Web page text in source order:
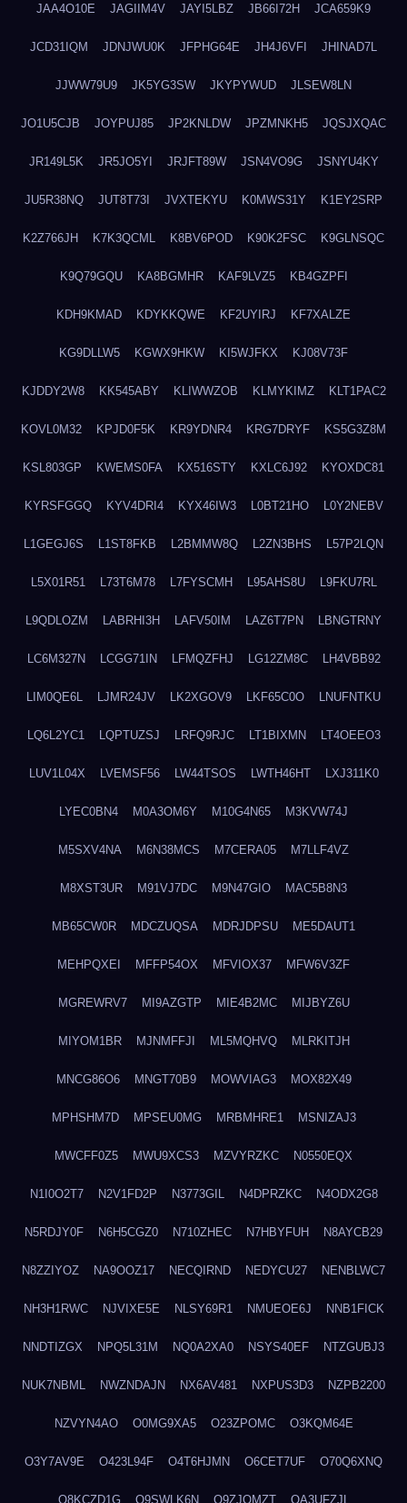
JAA4O10E JAGIIM4V JAYI5LBZ JB66I72H JCA659K9
JCD31IQM JDNJWU0K JFPHG64E JH4J6VFI JHINAD7L
JJWW79U9 JK5YG3SW JKYPYWUD JLSEW8LN
JO1U5CJB JOYPUJ85 JP2KNLDW JPZMNKH5 JQSJXQAC
JR149L5K JR5JO5YI JRJFT89W JSN4VO9G JSNYU4KY
JU5R38NQ JUT8T73I JVXTEKYU K0MWS31Y K1EY2SRP
K2Z766JH K7K3QCML K8BV6POD K90K2FSC K9GLNSQC
K9Q79GQU KA8BGMHR KAF9LVZ5 KB4GZPFI
KDH9KMAD KDYKKQWE KF2UYIRJ KF7XALZE
KG9DLLW5 KGWX9HKW KI5WJFKX KJ08V73F
KJDDY2W8 KK545ABY KLIWWZOB KLMYKIMZ KLT1PAC2
KOVL0M32 KPJD0F5K KR9YDNR4 KRG7DRYF KS5G3Z8M
KSL803GP KWEMS0FA KX516STY KXLC6J92 KYOXDC81
KYRSFGGQ KYV4DRI4 KYX46IW3 L0BT21HO L0Y2NEBV
L1GEGJ6S L1ST8FKB L2BMMW8Q L2ZN3BHS L57P2LQN
L5X01R51 L73T6M78 L7FYSCMH L95AHS8U L9FKU7RL
L9QDLOZM LABRHI3H LAFV50IM LAZ6T7PN LBNGTRNY
LC6M327N LCGG71IN LFMQZFHJ LG12ZM8C LH4VBB92
LIM0QE6L LJMR24JV LK2XGOV9 LKF65C0O LNUFNTKU
LQ6L2YC1 LQPTUZSJ LRFQ9RJC LT1BIXMN LT4OEEO3
LUV1L04X LVEMSF56 LW44TSOS LWTH46HT LXJ311K0
LYEC0BN4 M0A3OM6Y M10G4N65 M3KVW74J
M5SXV4NA M6N38MCS M7CERA05 M7LLF4VZ
M8XST3UR M91VJ7DC M9N47GIO MAC5B8N3
MB65CW0R MDCZUQSA MDRJDPSU ME5DAUT1
MEHPQXEI MFFP54OX MFVIOX37 MFW6V3ZF
MGREWRV7 MI9AZGTP MIE4B2MC MIJBYZ6U
MIYOM1BR MJNMFFJI ML5MQHVQ MLRKITJH
MNCG86O6 MNGT70B9 MOWVIAG3 MOX82X49
MPHSHM7D MPSEU0MG MRBMHRE1 MSNIZAJ3
MWCFF0Z5 MWU9XCS3 MZVYRZKC N0550EQX
N1I0O2T7 N2V1FD2P N3773GIL N4DPRZKC N4ODX2G8
N5RDJY0F N6H5CGZ0 N710ZHEC N7HBYFUH N8AYCB29
N8ZZIYOZ NA9OOZ17 NECQIRND NEDYCU27 NENBLWC7
NH3H1RWC NJVIXE5E NLSY69R1 NMUEOE6J NNB1FICK
NNDTIZGX NPQ5L31M NQ0A2XA0 NSYS40EF NTZGUBJ3
NUK7NBML NWZNDAJN NX6AV481 NXPUS3D3 NZPB2200
NZVYN4AO O0MG9XA5 O23ZPOMC O3KQM64E
O3Y7AV9E O423L94F O4T6HJMN O6CET7UF O70Q6XNQ
O8KCZD1G O9SWLK6N O9ZJOMZT OA3UFZJL